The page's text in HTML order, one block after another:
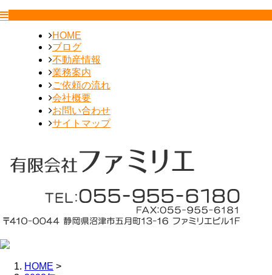
HOME
ブログ
不動産情報
業務案内
ご依頼の流れ
会社概要
お問い合わせ
サイトマップ
HOME >